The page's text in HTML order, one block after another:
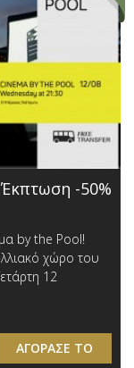
Έκπτωση -50%
by the Pool!
χώρο του
12
ΑΓΟΡΑΣΕ ΤΟ